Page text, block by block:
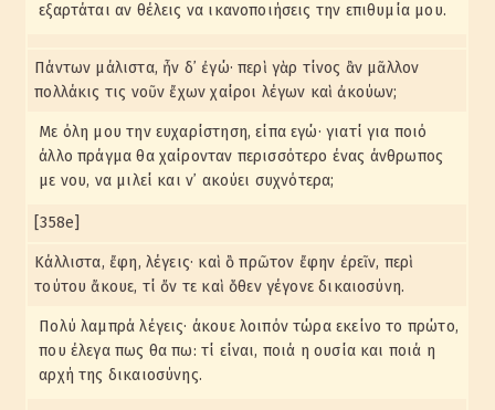
εξαρτάται αν θέλεις να ικανοποιήσεις την επιθυμία μου.
Πάντων μάλιστα, ἦν δ᾽ ἐγώ· περὶ γὰρ τίνος ἂν μᾶλλον
πολλάκις τις νοῦν ἔχων χαίροι λέγων καὶ ἀκούων;
Με όλη μου την ευχαρίστηση, είπα εγώ· γιατί για ποιό
άλλο πράγμα θα χαίρονταν περισσότερο ένας άνθρωπος
με νου, να μιλεί και ν᾽ ακούει συχνότερα;
[358e]
Κάλλιστα, ἔφη, λέγεις· καὶ ὃ πρῶτον ἔφην ἐρεῖν, περὶ
τούτου ἄκουε, τί ὄν τε καὶ ὅθεν γέγονε δικαιοσύνη.
Πολύ λαμπρά λέγεις· άκουε λοιπόν τώρα εκείνο το πρώτο,
που έλεγα πως θα πω: τί είναι, ποιά η ουσία και ποιά η
αρχή της δικαιοσύνης.